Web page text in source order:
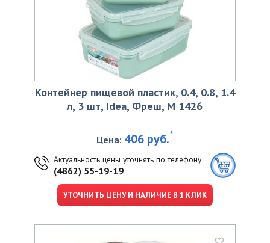
Контейнер пищевой пластик, 0.4, 0.8, 1.4
л, 3 шт, Idea, Фреш, М 1426
Цена: 406 руб.*
Актуальность цены уточнять по телефону
(4862) 55-19-19
УТОЧНИТЬ ЦЕНУ И НАЛИЧИЕ В 1 КЛИК